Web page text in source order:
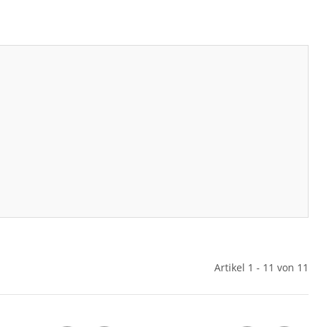
Artikel 1 - 11 von 11